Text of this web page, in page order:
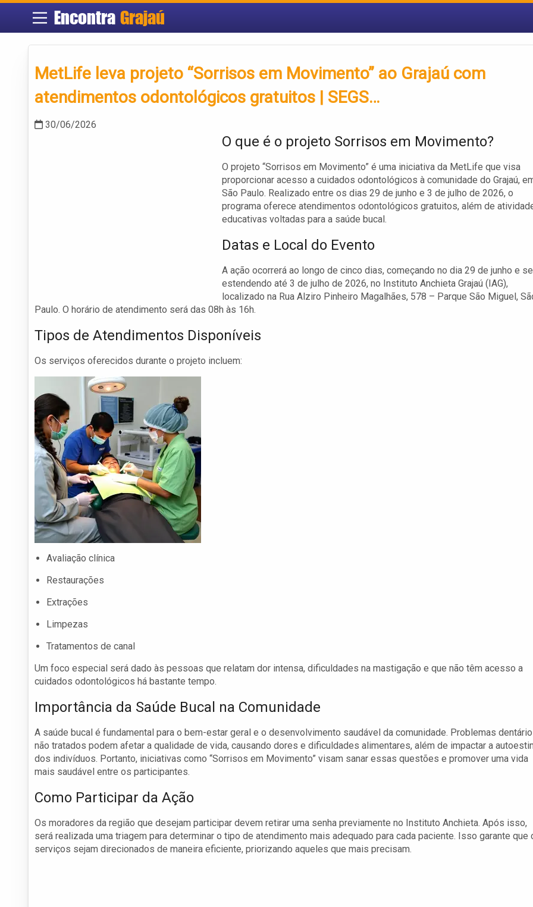
Encontra Grajaú
MetLife leva projeto “Sorrisos em Movimento” ao Grajaú com
atendimentos odontológicos gratuitos | SEGS…
30/06/2026
O que é o projeto Sorrisos em Movimento?
O projeto “Sorrisos em Movimento” é uma iniciativa da MetLife que visa
proporcionar acesso a cuidados odontológicos à comunidade do Grajaú,
São Paulo. Realizado entre os dias 29 de junho e 3 de julho de 2026, o
programa oferece atendimentos odontológicos gratuitos, além de
educativas voltadas para a saúde bucal.
Datas e Local do Evento
A ação ocorrerá ao longo de cinco dias, começando no dia 29 de junho e se
estendendo até 3 de julho de 2026, no Instituto Anchieta Grajaú (IAG),
localizado na Rua Alziro Pinheiro Magalhães, 578 – Parque São Miguel,
Paulo. O horário de atendimento será das 08h às 16h.
Tipos de Atendimentos Disponíveis
Os serviços oferecidos durante o projeto incluem:
Avaliação clínica
Restaurações
Extrações
Limpezas
Tratamentos de canal
Um foco especial será dado às pessoas que relatam dor intensa, dificuldades na mastigação e que não têm acesso a
cuidados odontológicos há bastante tempo.
Importância da Saúde Bucal na Comunidade
A saúde bucal é fundamental para o bem-estar geral e o desenvolvimento saudável da comunidade. Problemas
não tratados podem afetar a qualidade de vida, causando dores e dificuldades alimentares, além de impactar a
dos indivíduos. Portanto, iniciativas como “Sorrisos em Movimento” visam sanar essas questões e promover uma vida
mais saudável entre os participantes.
Como Participar da Ação
Os moradores da região que desejam participar devem retirar uma senha previamente no Instituto Anchieta. Após isso,
será realizada uma triagem para determinar o tipo de atendimento mais adequado para cada paciente. Isso garante que
serviços sejam direcionados de maneira eficiente, priorizando aqueles que mais precisam.